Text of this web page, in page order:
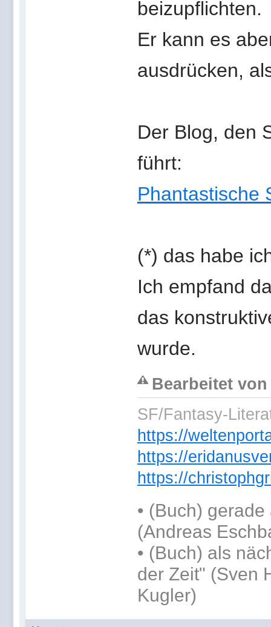
beizupflichten.
Er kann es
ausdrücken,
Der Blog, den
führt:
Phantastische
(*) das habe
Ich empfand
das
wurde.
Bearbeitet
SF/Fantasy-
https://
https://
https://
• (Buch) gerade
(Andreas
• (Buch) als
der Zeit" (Sven
Kugler)